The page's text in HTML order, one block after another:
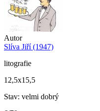
Autor
Slíva Jiří (1947)
litografie
12,5x15,5
Stav: velmi dobrý